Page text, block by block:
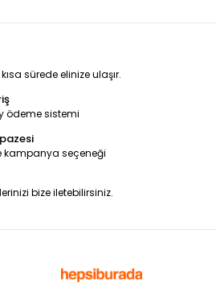
sürede elinize ulaşır.
ödeme sistemi
kampanya seçeneği
bize iletebilirsiniz.